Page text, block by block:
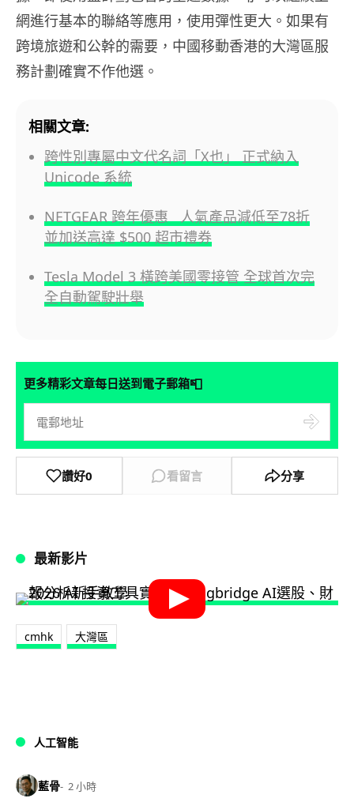
網進行基本的聯絡等應用，使用彈性更大。如果有
跨境旅遊和公幹的需要，中國移動香港的大灣區服
務計劃確實不作他選。
相關文章:
跨性別專屬中文代名詞「X也」 正式納入
Unicode 系統
NETGEAR 跨年優惠 人氣產品減低至78折
並加送高達 $500 超市禮券
Tesla Model 3 橫跨美國零接管 全球首次完
全自動駕駛壯舉
更多精彩文章每日送到電子郵箱📮
讚好0 看留言 分享
最新影片
cmhk 大灣區
人工智能
藍骨 2 小時